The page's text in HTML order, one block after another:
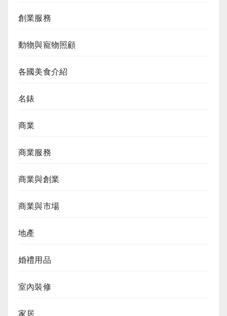
創業服務
動物與寵物照顧
各國美食介紹
名錶
商業
商業服務
商業與創業
商業與市場
地產
婚禮用品
室內裝修
家居